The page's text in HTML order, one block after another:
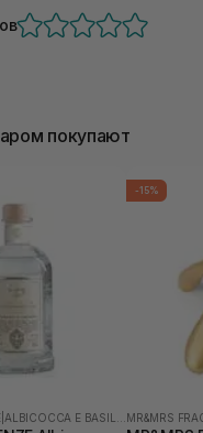
покупают
-15%
MR&MRS